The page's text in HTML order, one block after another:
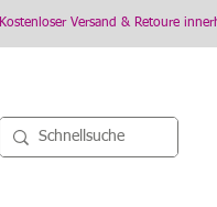
Kostenloser Versand & Retoure